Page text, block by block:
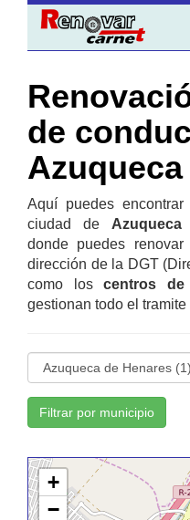
de
Aquí puedes
ciudad de
donde puedes
dirección de la DGT
como loscentros de
gestionan todo el
Filtrar por municipio
+
−